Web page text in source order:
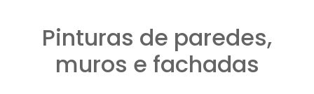
Pinturas de paredes,
muros e fachadas